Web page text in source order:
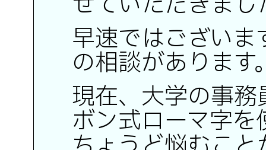
早速ではござい
の相談があります
現在、大学の事
ボン式ローマ字